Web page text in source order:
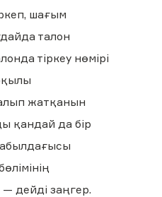
шағым
талон
тіркеу нөмірі
жатқанын
қандай да бір
дейді заңгер.